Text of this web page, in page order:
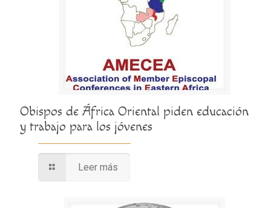
Obispos de África Oriental piden educación
y trabajo para los jóvenes
Leer más